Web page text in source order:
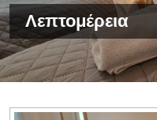
Λεπτομέρεια